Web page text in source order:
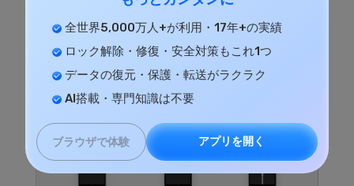
全世界5,000万人+が利用・17年+の実績
ロック解除・修復・安全対策もこれ1つ
データの復元・保護・転送がラクラク
AI搭載・専門知識は不要
ブラウザで体験 アプリを開く
出ますので、それまで「音量下ボタン」と「電源
ボタン」を同時押しし続けます。